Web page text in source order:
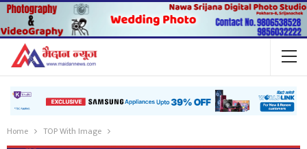
Home TOP With Image